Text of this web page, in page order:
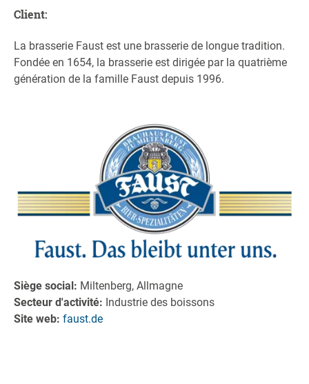
Client:
La brasserie Faust est une brasserie de longue tradition.
Fondée en 1654, la brasserie est dirigée par la quatrième
génération de la famille Faust depuis 1996.
Siège social: Miltenberg, Allmagne
Secteur d'activité: Industrie des boissons
Site web: faust.de